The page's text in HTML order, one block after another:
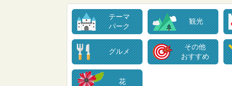
テーマ
パーク
観光
グルメ
その他
おすすめ
花